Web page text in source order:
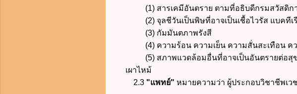
(1) สารเคมีอันตราย ตามที่อธิบดีกรมสวัสดิกา
(2) จุลชีวันเป็นพิษที่อาจเป็นเชื้อไวรัส แบคทีเ
(3) กัมมันตภาพรังสี
(4) ความร้อน ความเย็น ความสั่นสะเทือน คว
(5) สภาพแวดล้อมอื่นที่อาจเป็นอันตรายต่อสุข
เผาไหม้
2.3 "แพทย์" หมายความว่า ผู้ประกอบวิชาชีพเ